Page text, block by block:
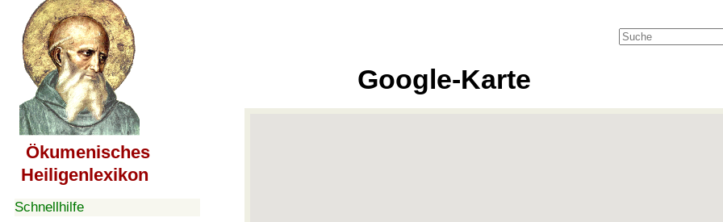
Ökumenisches
Heiligenlexikon
Schnellhilfe
Google-Karte